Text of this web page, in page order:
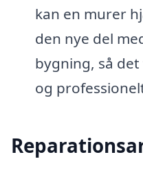
kan en murer
den nye del
bygning, så
og